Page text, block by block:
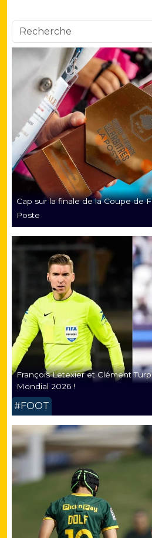
Cap sur la finale de la Coupe de
Poste
François Letexier et Clément
Mondial 2026 !
#FOOT